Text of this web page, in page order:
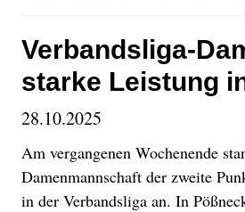
Verbandsliga-
starke Leistung
28.10.2025
Am vergangenen Wochenende
Damenmannschaft der zweite
in der Verbandsliga an. In